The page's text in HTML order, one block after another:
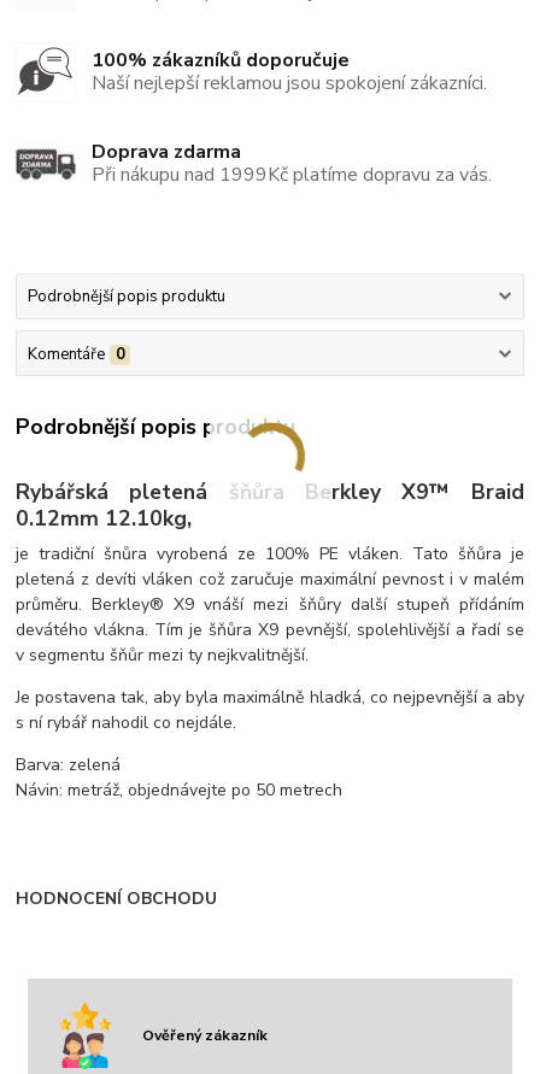
100% zákazníků doporučuje
Naší nejlepší reklamou jsou spokojení zákazníci.
Doprava zdarma
Při nákupu nad 1999Kč platíme dopravu za vás.
Podrobnější popis produktu
Komentáře 0
Podrobnější popis produktu
Rybářská pletená šňůra Berkley X9™ Braid
0.12mm 12.10kg,
je tradiční šnůra vyrobená ze 100% PE vláken. Tato šňůra je
pletená z devíti vláken což zaručuje maximální pevnost i v malém
průměru. Berkley® X9 vnáší mezi šňůry další stupeň přídáním
devátého vlákna. Tím je šňůra X9 pevnější, spolehlivější a řadí se
v segmentu šňůr mezi ty nejkvalitnější.
Je postavena tak, aby byla maximálně hladká, co nejpevnější a aby
s ní rybář nahodil co nejdále.
Barva: zelená
Návin: metráž, objednávejte po 50 metrech
HODNOCENÍ OBCHODU
Ověřený zákazník